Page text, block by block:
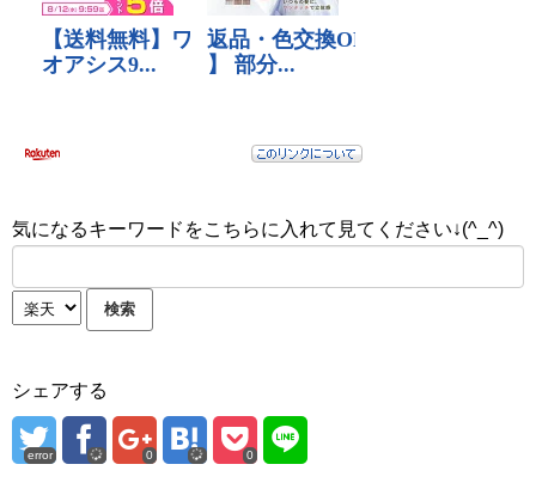
気になるキーワードをこちらに入れて見てください↓(^_^)
シェアする
error 0 0